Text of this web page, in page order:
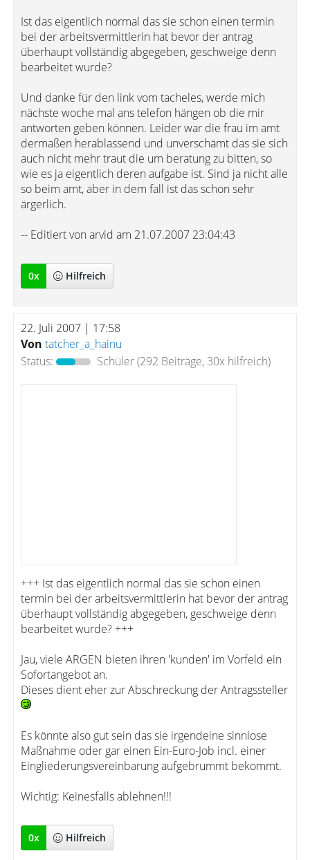
Ist das eigentlich normal das sie schon einen termin
bei der arbeitsvermittlerin hat bevor der antrag
überhaupt vollständig abgegeben, geschweige denn
bearbeitet wurde?
Und danke für den link vom tacheles, werde mich
nächste woche mal ans telefon hängen ob die mir
antworten geben können. Leider war die frau im amt
dermaßen herablassend und unverschämt das sie sich
auch nicht mehr traut die um beratung zu bitten, so
wie es ja eigentlich deren aufgabe ist. Sind ja nicht alle
so beim amt, aber in dem fall ist das schon sehr
ärgerlich.
-- Editiert von arvid am 21.07.2007 23:04:43
0x Hilfreich
22. Juli 2007 | 17:58
Von tatcher_a_hainu
Status:
Schüler(292 Beiträge, 30x hilfreich)
+++ Ist das eigentlich normal das sie schon einen
termin bei der arbeitsvermittlerin hat bevor der antrag
überhaupt vollständig abgegeben, geschweige denn
bearbeitet wurde? +++
Jau, viele ARGEN bieten ihren 'kunden' im Vorfeld ein
Sofortangebot an.
Dieses dient eher zur Abschreckung der Antragssteller
Es könnte also gut sein das sie irgendeine sinnlose
Maßnahme oder gar einen Ein-Euro-Job incl. einer
Eingliederungsvereinbarung aufgebrummt bekommt.
Wichtig: Keinesfalls ablehnen!!!
0x Hilfreich